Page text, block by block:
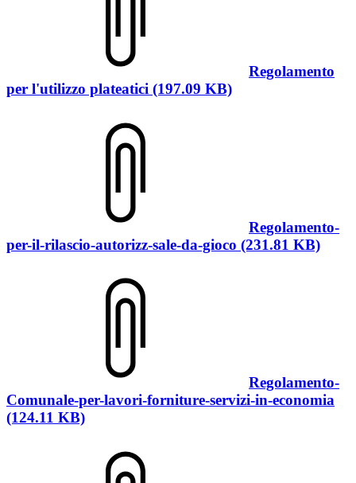
Regolamento
per l'utilizzo plateatici (197.09 KB)
Regolamento-
per-il-rilascio-autorizz-sale-da-gioco (231.81 KB)
Regolamento-
Comunale-per-lavori-forniture-servizi-in-economia
(124.11 KB)